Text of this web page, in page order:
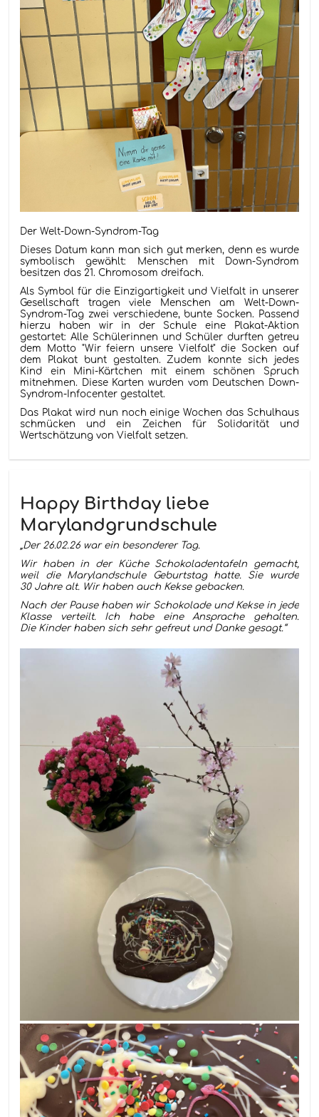
Der Welt-Down-Syndrom-Tag
Dieses Datum kann man sich gut merken, denn es wurde
symbolisch gewählt: Menschen mit Down-Syndrom
besitzen das 21. Chromosom dreifach.
Als Symbol für die Einzigartigkeit und Vielfalt in unserer
Gesellschaft tragen viele Menschen am Welt-Down-
Syndrom-Tag zwei verschiedene, bunte Socken. Passend
hierzu haben wir in der Schule eine Plakat-Aktion
gestartet: Alle Schülerinnen und Schüler durften getreu
dem Motto "Wir feiern unsere Vielfalt" die Socken auf
dem Plakat bunt gestalten. Zudem konnte sich jedes
Kind ein Mini-Kärtchen mit einem schönen Spruch
mitnehmen. Diese Karten wurden vom Deutschen Down-
Syndrom-Infocenter gestaltet.
Das Plakat wird nun noch einige Wochen das Schulhaus
schmücken und ein Zeichen für Solidarität und
Wertschätzung von Vielfalt setzen.
Happy Birthday liebe
Marylandgrundschule
„Der 26.02.26 war ein besonderer Tag.
Wir haben in der Küche Schokoladentafeln gemacht,
weil die Marylandschule Geburtstag hatte. Sie wurde
30 Jahre alt. Wir haben auch Kekse gebacken.
Nach der Pause haben wir Schokolade und Kekse in jede
Klasse verteilt. Ich habe eine Ansprache gehalten.
Die Kinder haben sich sehr gefreut und Danke gesagt.“